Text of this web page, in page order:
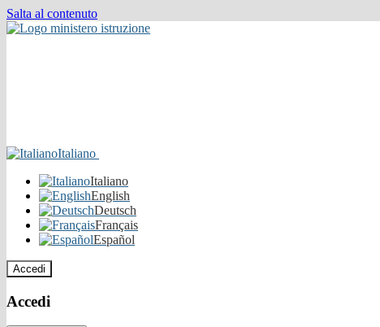
Salta al contenuto
Italiano
Italiano
English
Deutsch
Français
Español
Accedi
Accedi